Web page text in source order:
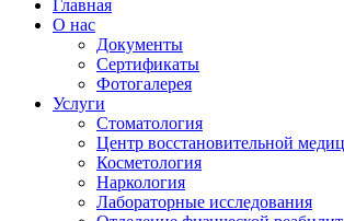
Главная
О нас
Документы
Сертификаты
Фотогалерея
Услуги
Стоматология
Центр восстановительной
Косметология
Наркология
Лабораторные исследования